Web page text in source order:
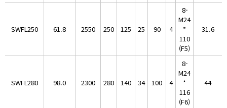
SWFL250 61.8 2550 250 125 25 90 4
8-
M24
*
110
(F5)
31.6
SWFL280 98.0 2300 280 140 34 100 4
8-
M24
*
116
(F6)
44